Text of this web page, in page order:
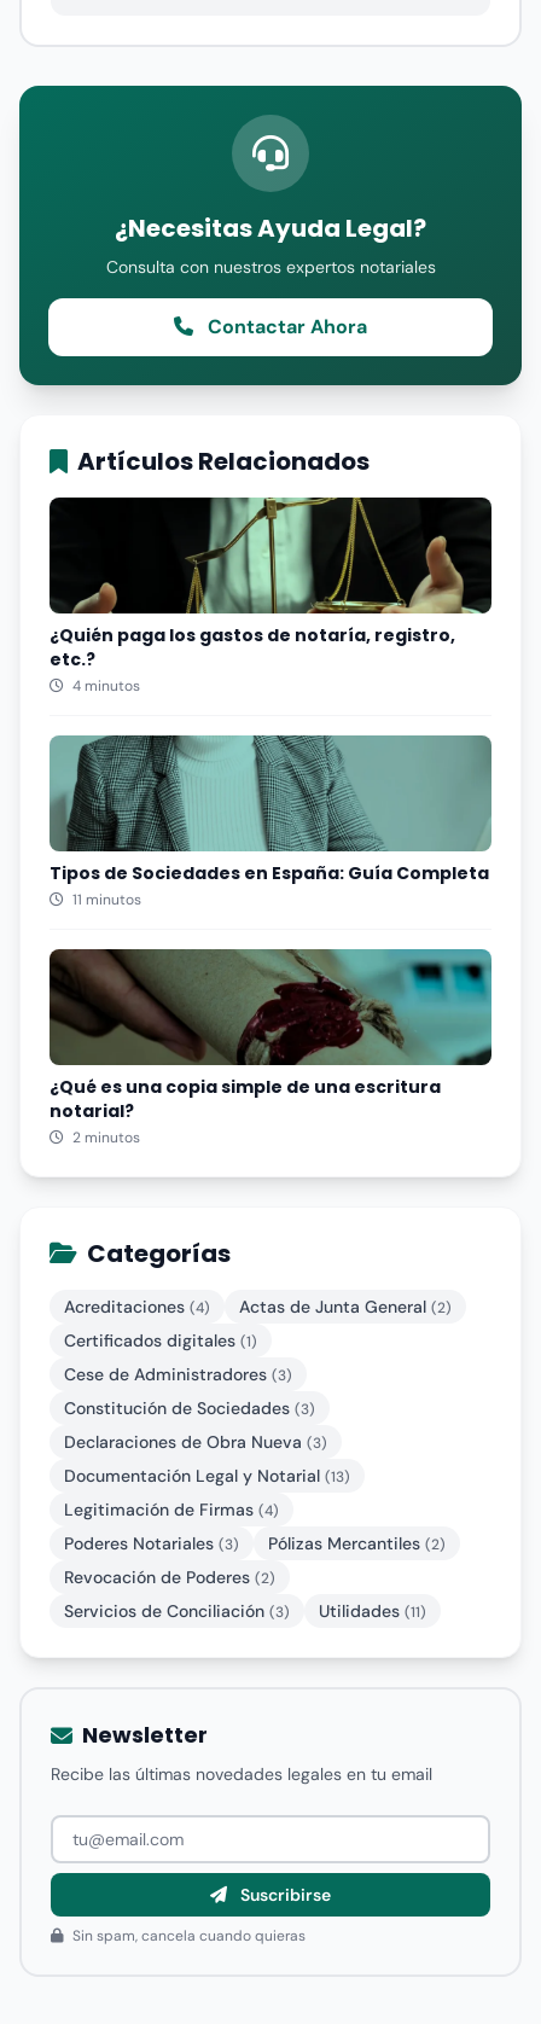
¿Necesitas Ayuda Legal?
Consulta con nuestros expertos notariales
Contactar Ahora
Artículos Relacionados
¿Quién paga los gastos de notaría, registro,
etc.?
4 minutos
Tipos de Sociedades en España: Guía Completa
11 minutos
¿Qué es una copia simple de una escritura
notarial?
2 minutos
Categorías
Acreditaciones (4) Actas de Junta General (2)
Certificados digitales (1)
Cese de Administradores (3)
Constitución de Sociedades (3)
Declaraciones de Obra Nueva (3)
Documentación Legal y Notarial (13)
Legitimación de Firmas (4)
Poderes Notariales (3) Pólizas Mercantiles (2)
Revocación de Poderes (2)
Servicios de Conciliación (3) Utilidades (11)
Newsletter
Recibe las últimas novedades legales en tu email
Suscribirse
Sin spam, cancela cuando quieras